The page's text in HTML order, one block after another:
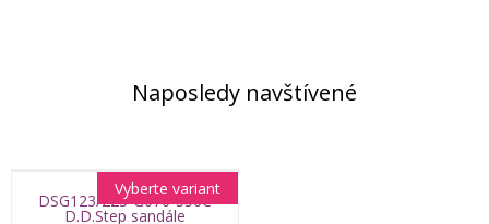
Naposledy navštívené
DSG123/223-G076-356C
D.D.Step sandále
Vyberte variant